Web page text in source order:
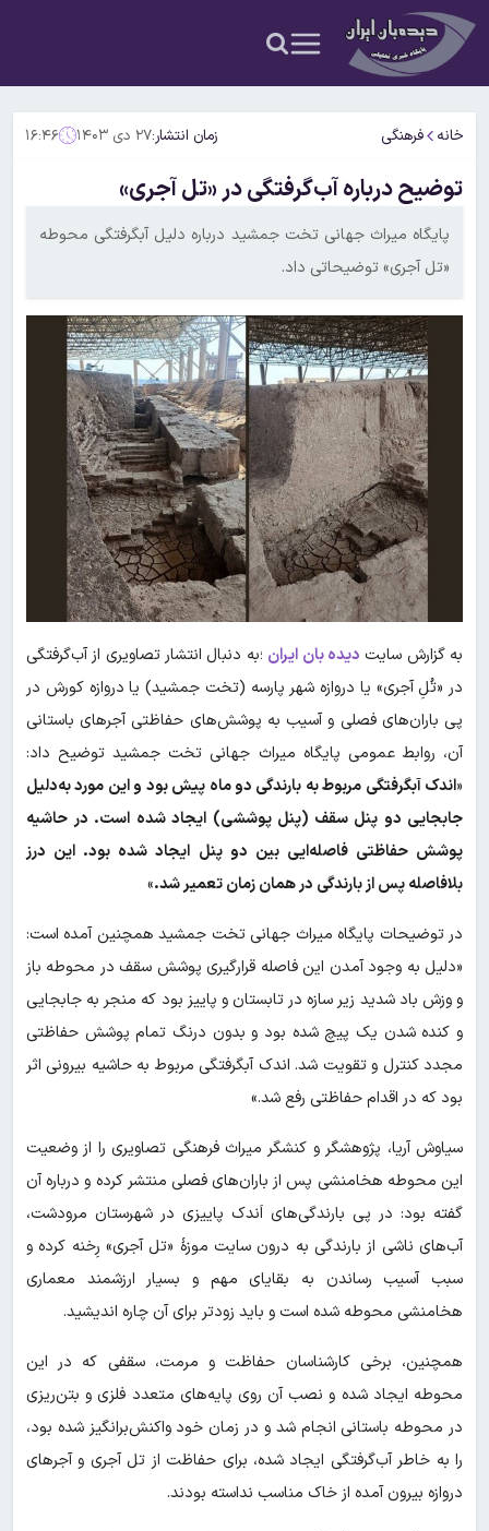
خانه فرهنگی زمان انتشار:۲۷ دی ۱۴۰۳ ۱۶:۴۶
توضیح درباره آب‌گرفتگی در «تل آجری»
پایگاه میراث جهانی تخت جمشید درباره دلیل آبگرفتگی محوطه
«تل آجری» توضیحاتی داد.
به گزارش سایت دیده بان ایران ؛به دنبال انتشار تصاویری از آب‌گرفتگی
در «تُلِ آجری» یا دروازه شهر پارسه (تخت جمشید) یا دروازه کورش در
پی باران‌های فصلی و آسیب به پوشش‌های حفاظتی آجرهای باستانی
آن، روابط عمومی پایگاه میراث جهانی تخت جمشید توضیح داد:
«اندک آبگرفتگی مربوط به بارندگی دو ماه پیش بود و این مورد به‌دلیل
جابجایی دو پنل سقف (پنل پوششی) ایجاد شده است. در حاشیه
پوشش حفاظتی فاصله‌ایی بین دو پنل ایجاد شده بود. این درز
بلافاصله پس از بارندگی در همان زمان تعمیر شد.»
در توضیحات پایگاه میراث جهانی تخت جمشید همچنین آمده است:
«دلیل به وجود آمدن این فاصله قرارگیری پوشش سقف در محوطه باز
و وزش باد شدید زیر سازه در تابستان و پاییز بود که منجر به جابجایی
و کنده شدن یک پیچ شده بود و بدون درنگ تمام پوشش حفاظتی
مجدد کنترل و تقویت شد. اندک آبگرفتگی مربوط به حاشیه بیرونی اثر
بود که در اقدام حفاظتی رفع شد.»
سیاوش آریا، پژوهشگر و کنشگر میراث فرهنگی تصاویری را از وضعیت
این محوطه هخامنشی پس از باران‌های فصلی منتشر کرده و درباره آن
گفته بود: در پی بارندگی‌های اَندک پاییزی در شهرستان مرودشت،
آب‌های ناشی از بارندگی به درون سایت موزۀ «تل آجری» رِخنه کرده و
سبب آسیب رساندن به بقایای مهم و بسیار ارزشمند معماری
هخامنشی محوطه شده است و باید زودتر برای آن چاره اندیشید.
همچنین، برخی کارشناسان حفاظت و مرمت، سقفی که در این
محوطه ایجاد شده و نصب آن روی پایه‌های متعدد فلزی و بتن‌ریزی
در محوطه باستانی انجام شد و در زمان خود واکنش‌برانگیز شده بود،
را به خاطر آب‌گرفتگی ایجاد شده، برای حفاظت از تل آجری و آجرهای
دروازه بیرون آمده از خاک مناسب نداسته‌ بودند.